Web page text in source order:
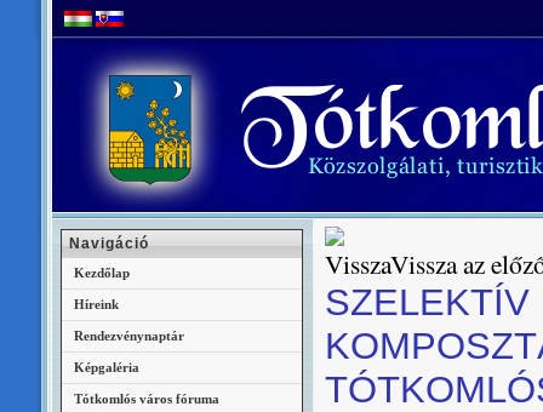
Vissza az
SZELEKTÍV
Navigáció
Kezdőlap
Híreink
Rendezvénynaptár
Képgaléria
Tótkomlós város fóruma